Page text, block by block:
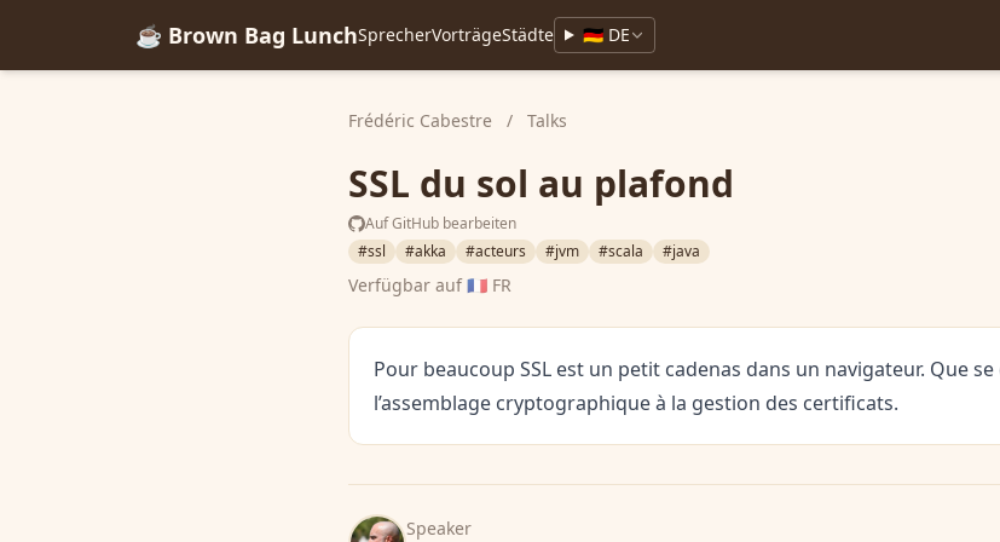
☕ Brown Bag LunchSprecherVorträgeStädte 🇩🇪 DE
Frédéric Cabestre / Talks
SSL du sol au plafond
Auf GitHub bearbeiten
#ssl
#akka #acteurs #jvm #scala #java
Verfügbar auf🇫🇷 FR
Pour beaucoup SSL est un petit cadenas dans un navigateur. Que
l’assemblage cryptographique à la gestion des certificats.
Speaker